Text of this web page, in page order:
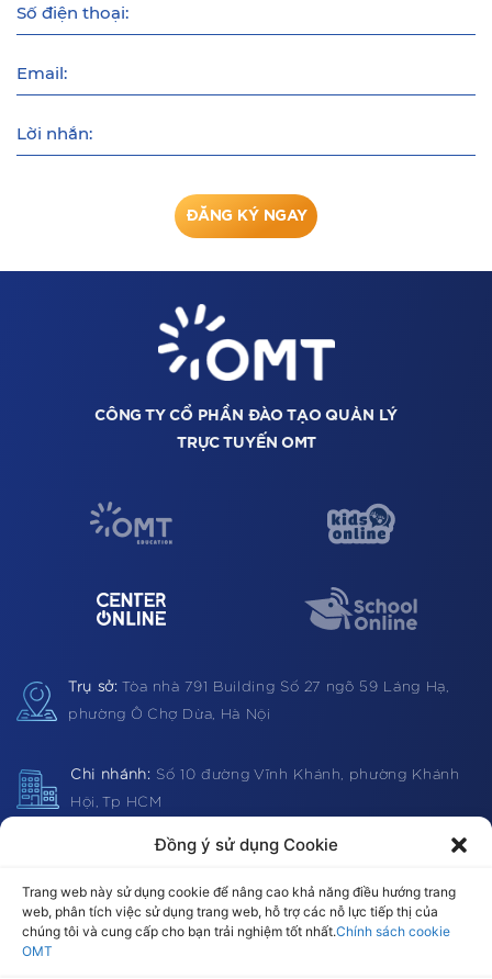
Đồng ý sử dụng Cookie
Trang web này sử dụng cookie để nâng cao khả năng điều hướng trang
web, phân tích việc sử dụng trang web, hỗ trợ các nỗ lực tiếp thị của
chúng tôi và cung cấp cho bạn trải nghiệm tốt nhất.Chính sách cookie
OMT
Số điện thoại:
Email:
Lời nhắn:
ĐĂNG KÝ NGAY
CÔNG TY CỔ PHẦN ĐÀO TẠO QUẢN LÝ
TRỰC TUYẾN OMT
Trụ sở: Tòa nhà 791 Building Số 27 ngõ 59 Láng Hạ,
phường Ô Chợ Dừa, Hà Nội
Chi nhánh: Số 10 đường Vĩnh Khánh, phường Khánh
Hội, Tp HCM
Hotline: 1900 0362 (VN) 0983 812403 (Global)